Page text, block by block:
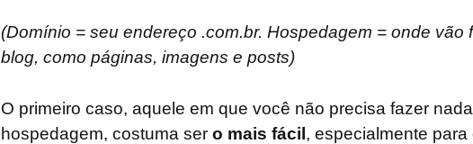
(Domínio = seu endereço .com.br. Hospedagem = onde vão
blog, como páginas, imagens e posts)
O primeiro caso, aquele em que você não precisa fazer
hospedagem, costuma ser o mais fácil, especialmente